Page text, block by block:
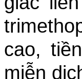
cao,
miễn